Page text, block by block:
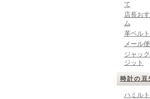
て
店長お
ム
革ベル
メール
ジャッ
ジット
時計の豆
ハミル